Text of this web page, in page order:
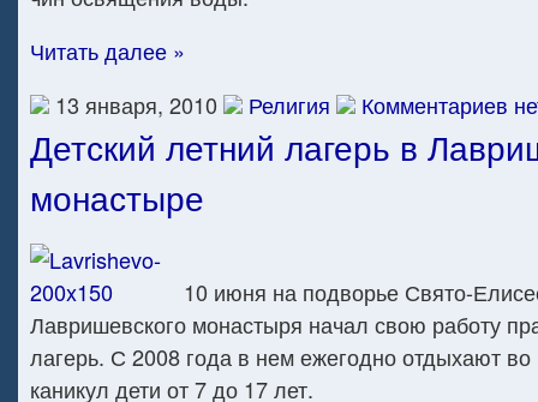
Читать далее »
13 января, 2010
Религия Комментариев
Детский летний лагерь в
монастыре
10 июня на подворье Свято-
Лавришевского монастыря начал свою работу
лагерь. С 2008 года в нем ежегодно отдыхают во
каникул дети от 7 до 17 лет.